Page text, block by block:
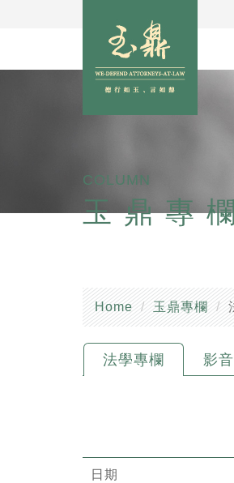
COLUMN
玉鼎專
Home 玉鼎專欄
法學專欄 影
日期